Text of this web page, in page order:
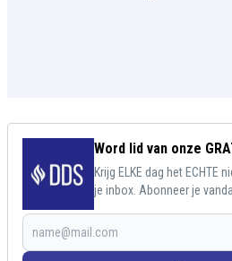
Word lid van onze
Krijg ELKE dag het ECHTE
je inbox. Abonneer je